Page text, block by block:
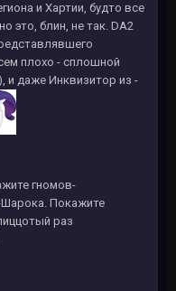
и Хартии, будто все
это, блин, не так. DA2
плохо - сплошной
и даже Инквизитор из -
гномов-
Покажите
раз